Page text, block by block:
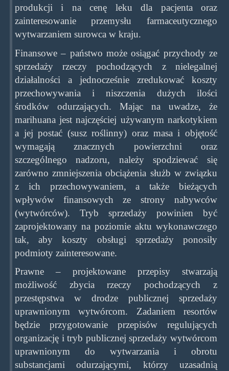
produkcji i na cenę leku dla pacjenta oraz
zainteresowanie przemysłu farmaceutycznego
wytwarzaniem surowca w kraju.
Finansowe – państwo może osiągać przychody ze
sprzedaży rzeczy pochodzących z nielegalnej
działalności a jednocześnie zredukować koszty
przechowywania i niszczenia dużych ilości
środków odurzających. Mając na uwadze, że
marihuana jest najczęściej używanym narkotykiem
a jej postać (susz roślinny) oraz masa i objętość
wymagają znacznych powierzchni oraz
szczególnego nadzoru, należy spodziewać się
zarówno zmniejszenia obciążenia służb w związku
z ich przechowywaniem, a także bieżących
wpływów finansowych ze strony nabywców
(wytwórców). Tryb sprzedaży powinien być
zaprojektowany na poziomie aktu wykonawczego
tak, aby koszty obsługi sprzedaży ponosiły
podmioty zainteresowane.
Prawne – projektowane przepisy stwarzają
możliwość zbycia rzeczy pochodzących z
przestępstwa w drodze publicznej sprzedaży
uprawnionym wytwórcom. Zadaniem resortów
będzie przygotowanie przepisów regulujących
organizację i tryb publicznej sprzedaży wytwórcom
uprawnionym do wytwarzania i obrotu
substancjami odurzającymi, którzy uzasadnią